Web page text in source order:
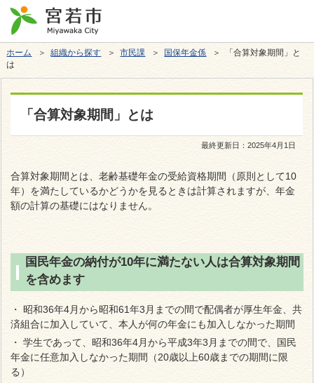
ホーム ＞組織から探す ＞市民課 ＞ 国保年金係 ＞ 「合算対象期間」と
は
「合算対象期間」とは
最終更新日：2025年4月1日
合算対象期間とは、老齢基礎年金の受給資格期間（原則として10
年）を満たしているかどうかを見るときは計算されますが、年金
額の計算の基礎にはなりません。
国民年金の納付が10年に満たない人は合算対象期間
を含めます
・ 昭和36年4月から昭和61年3月までの間で配偶者が厚生年金、共
済組合に加入していて、本人が何の年金にも加入しなかった期間
・ 学生であって、昭和36年4月から平成3年3月までの間で、国民
年金に任意加入しなかった期間（20歳以上60歳までの期間に限
る）